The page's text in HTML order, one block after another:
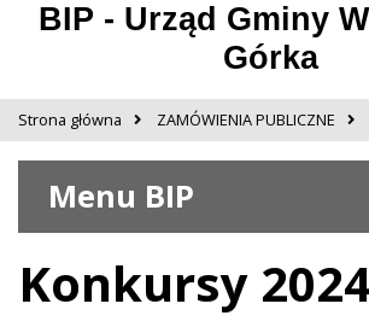
BIP - Urząd Gminy
Górka
Strona główna ZAMÓWIENIA PUBLICZNE
Menu BIP
Konkursy